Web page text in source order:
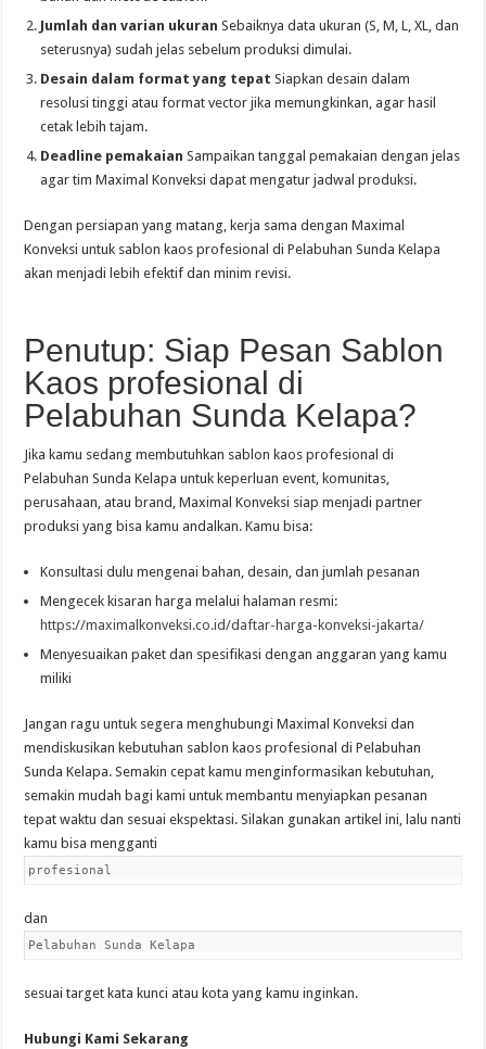
Jumlah dan varian ukuran Sebaiknya data ukuran (S, M, L, XL, dan
seterusnya) sudah jelas sebelum produksi dimulai.
Desain dalam format yang tepat Siapkan desain dalam
resolusi tinggi atau format vector jika memungkinkan, agar hasil
cetak lebih tajam.
Deadline pemakaian Sampaikan tanggal pemakaian dengan jelas
agar tim Maximal Konveksi dapat mengatur jadwal produksi.
Dengan persiapan yang matang, kerja sama dengan Maximal
Konveksi untuk sablon kaos profesional di Pelabuhan Sunda Kelapa
akan menjadi lebih efektif dan minim revisi.
Penutup: Siap Pesan Sablon
Kaos profesional di
Pelabuhan Sunda Kelapa?
Jika kamu sedang membutuhkan sablon kaos profesional di
Pelabuhan Sunda Kelapa untuk keperluan event, komunitas,
perusahaan, atau brand, Maximal Konveksi siap menjadi partner
produksi yang bisa kamu andalkan. Kamu bisa:
Konsultasi dulu mengenai bahan, desain, dan jumlah pesanan
Mengecek kisaran harga melalui halaman resmi:
https://maximalkonveksi.co.id/daftar-harga-konveksi-jakarta/
Menyesuaikan paket dan spesifikasi dengan anggaran yang kamu
miliki
Jangan ragu untuk segera menghubungi Maximal Konveksi dan
mendiskusikan kebutuhan sablon kaos profesional di Pelabuhan
Sunda Kelapa. Semakin cepat kamu menginformasikan kebutuhan,
semakin mudah bagi kami untuk membantu menyiapkan pesanan
tepat waktu dan sesuai ekspektasi. Silakan gunakan artikel ini, lalu nanti
kamu bisa mengganti
profesional
dan
Pelabuhan Sunda Kelapa
sesuai target kata kunci atau kota yang kamu inginkan.
Hubungi Kami Sekarang